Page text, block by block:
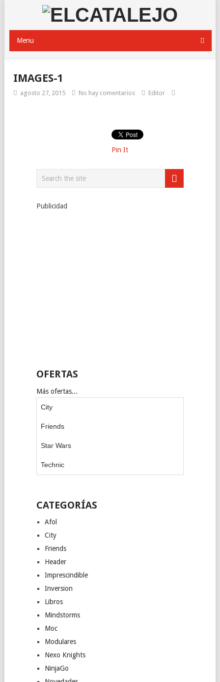
Menu
IMAGES-1
agosto 27, 2015 No hay comentarios Editor
Pin It
Publicidad
OFERTAS
Más ofertas...
City
Friends
Star Wars
Technic
CATEGORÍAS
Afol
City
Friends
Header
Imprescindible
Inversion
Libros
Mindstorms
Moc
Modulares
Nexo Knights
NinjaGo